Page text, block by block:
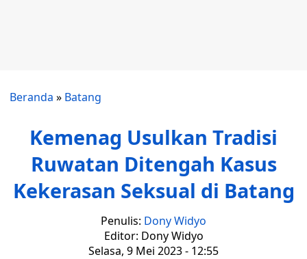
Beranda » Batang
Kemenag Usulkan Tradisi
Ruwatan Ditengah Kasus
Kekerasan Seksual di Batang
Penulis: Dony Widyo
Editor: Dony Widyo
Selasa, 9 Mei 2023 - 12:55